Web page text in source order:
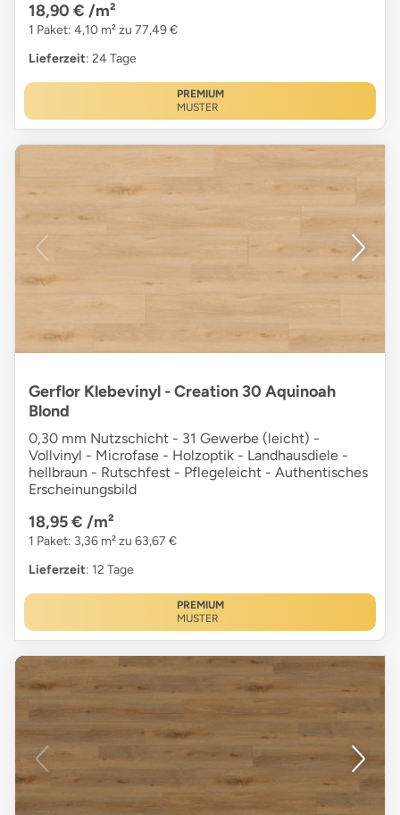
18,90 € /m²
1 Paket: 4,10 m² zu 77,49 €
Lieferzeit: 24 Tage
PREMIUM
MUSTER
Gerflor Klebevinyl - Creation 30 Aquinoah
Blond
0,30 mm Nutzschicht - 31 Gewerbe (leicht) -
Vollvinyl - Microfase - Holzoptik - Landhausdiele -
hellbraun - Rutschfest - Pflegeleicht - Authentisches
Erscheinungsbild
18,95 € /m²
1 Paket: 3,36 m² zu 63,67 €
Lieferzeit: 12 Tage
PREMIUM
MUSTER